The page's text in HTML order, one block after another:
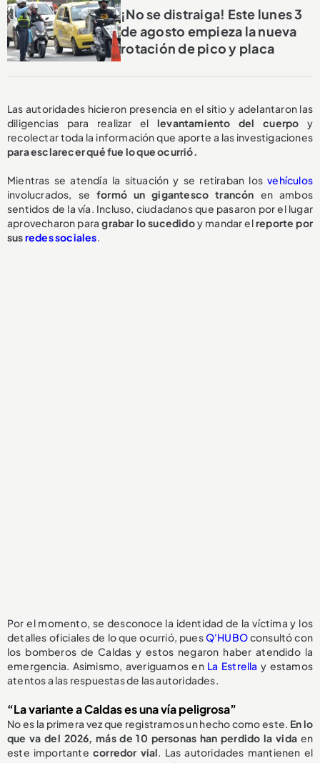
¡No se distraiga! Este lunes 3
de agosto empieza la nueva
rotación de pico y placa
Las autoridades hicieron presencia en el sitio y adelantaron las
diligencias para realizar el levantamiento del cuerpo y
recolectar toda la información que aporte a las investigaciones
para esclarecer qué fue lo que ocurrió.
Mientras se atendía la situación y se retiraban losvehículos
involucrados, se formó un gigantesco trancón en ambos
sentidos de la vía. Incluso, ciudadanos que pasaron por el lugar
aprovecharon paragrabar lo sucedidoy mandar elreporte por
susredes sociales.
Por el momento, se desconoce la identidad de la víctima y los
detalles oficiales de lo que ocurrió, puesQ'HUBOconsultó con
los bomberos de Caldas y estos negaron haber atendido la
emergencia. Asimismo, averiguamos en La Estrella y estamos
atentos a las respuestas de las autoridades.
“La variante a Caldas es una vía peligrosa”
No es la primera vez que registramos un hecho como este. En lo
que va del 2026, más de 10 personas han perdido la vida en
este importante corredor vial. Las autoridades mantienen el